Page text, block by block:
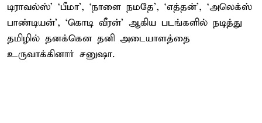
டிராவல்ஸ்’ ‘பீமா’, ‘நாளை நமதே’, ‘எத்தன்’, ‘அலெக்ஸ்
பாண்டியன்’, ‘கொடி வீரன்’ ஆகிய படங்களில் நடித்து
தமிழில் தனக்கென தனி அடையாளத்தை
உருவாக்கினார் சனுஷா.